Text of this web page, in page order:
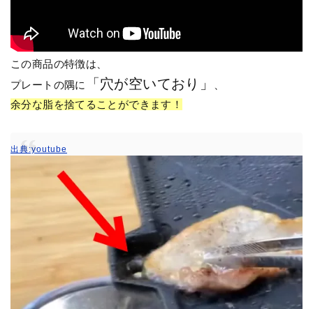
この商品の特徴は、
プレートの隅に
「穴が空いており」
余分な脂を捨てることができます！
出典:youtube